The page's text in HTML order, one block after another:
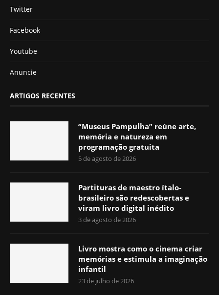
Twitter
Facebook
Youtube
Anuncie
ARTIGOS RECENTES
“Museus Pampulha” reúne arte,
memória e natureza em
programação gratuita
5 de agosto de 2026
Partituras de maestro ítalo-
brasileiro são redescobertas e
viram livro digital inédito
3 de agosto de 2026
Livro mostra como o cinema criar
memórias e estimula a imaginação
infantil
23 de julho de 2026